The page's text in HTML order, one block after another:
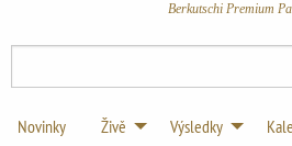
Berkutschi Premium
Novinky Živě Výsledky